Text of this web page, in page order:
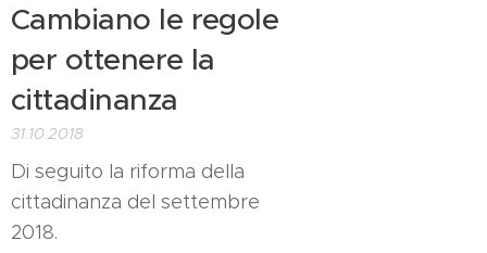
Cambiano le regole
per ottenere la
cittadinanza
31.10.2018
Di seguito la riforma della
cittadinanza del settembre
2018.